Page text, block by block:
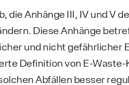
die Anhänge III, IV und V
Diese Anhänge
und nicht gefährlicher
Definition von E-
Abfällen besser